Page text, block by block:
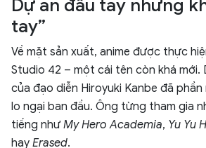
Dự án đầu tay nhưng
tay”
Về mặt sản xuất, anime được thực
Studio 42 – một cái tên còn khá mới.
của đạo diễn Hiroyuki Kanbe đã
lo ngại ban đầu. Ông từng tham gia
tiếng như My Hero Academia, Yu Yu
hay Erased.